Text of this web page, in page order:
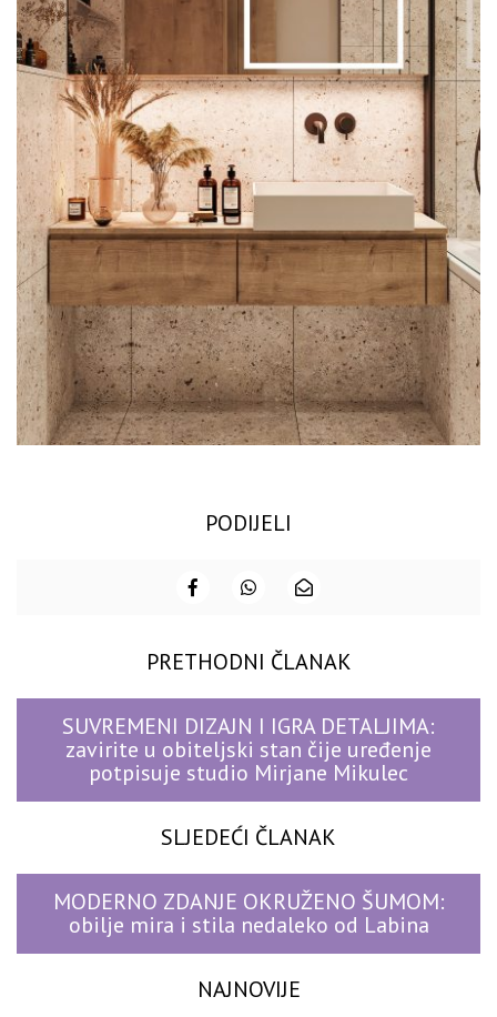
PODIJELI
PRETHODNI ČLANAK
SUVREMENI DIZAJN I IGRA DETALJIMA:
zavirite u obiteljski stan čije uređenje
potpisuje studio Mirjane Mikulec
SLJEDEĆI ČLANAK
MODERNO ZDANJE OKRUŽENO ŠUMOM:
obilje mira i stila nedaleko od Labina
NAJNOVIJE